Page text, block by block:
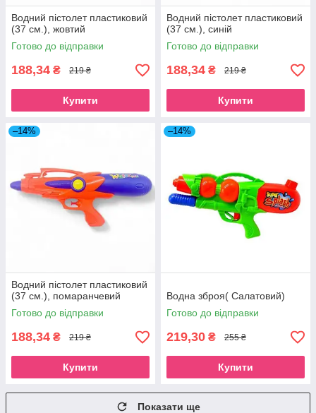
Водний пістолет пластиковий
(37 см.), жовтий
Готово до відправки
188,34 ₴ 219 ₴
Купити
Водний пістолет пластиковий
(37 см.), синій
Готово до відправки
188,34 ₴ 219 ₴
Купити
–14%
Водний пістолет пластиковий
(37 см.), помаранчевий
Готово до відправки
188,34 ₴ 219 ₴
Купити
–14%
Водна зброя( Салатовий)
Готово до відправки
219,30 ₴ 255 ₴
Купити
Показати ще